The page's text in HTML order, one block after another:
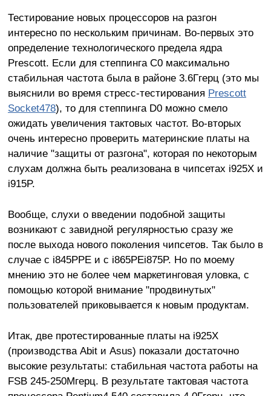
Тестирование новых процессоров на разгон
интересно по нескольким причинам. Во-первых это
определение технологического предела ядра
Prescott. Если для степпинга C0 максимально
стабильная частота была в районе 3.6Ггерц (это мы
выяснили во время стресс-тестирования Prescott
Socket478), то для степпинга D0 можно смело
ожидать увеличения тактовых частот. Во-вторых
очень интересно проверить материнские платы на
наличие "защиты от разгона", которая по некоторым
слухам должна быть реализована в чипсетах i925X и
i915P.
Вообще, слухи о введении подобной защиты
возникают с завидной регулярностью сразу же
после выхода нового поколения чипсетов. Так было в
случае с i845PPE и c i865PEi875P. Но по моему
мнению это не более чем маркетинговая уловка, с
помощью которой внимание "продвинутых"
пользователей приковывается к новым продуктам.
Итак, две протестированные платы на i925X
(производства Abit и Asus) показали достаточно
высокие результаты: стабильная частота работы на
FSB 245-250Мгерц. В результате тактовая частота